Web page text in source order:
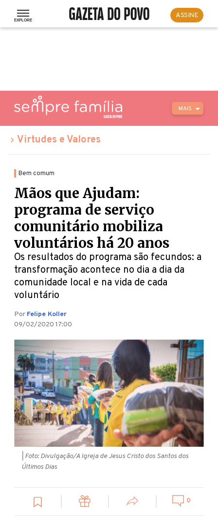
ASSINE
MAIS
Virtudes e Valores
Bem comum
Mãos que Ajudam:
programa de serviço
comunitário mobiliza
voluntários há 20 anos
Os resultados do programa são fecundos: a
transformação acontece no dia a dia da
comunidade local e na vida de cada
voluntário
Por Felipe Koller
09/02/2020 17:00
| Foto: Divulgação/A Igreja de Jesus Cristo dos Santos dos
Últimos Dias
0